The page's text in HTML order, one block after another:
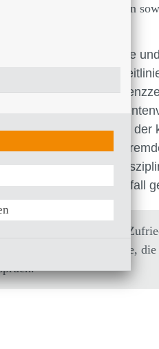
internationalen Studien
ständig angestrebte
bzw. internationaler
wir uns als
der
enge Kooperation und der
und
die
Kontakte im Einzelfall
unsere Patientinnen und
belegbarer Resultate,